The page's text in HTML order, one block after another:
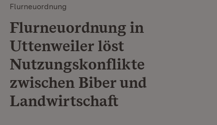
Flurneuordnung
Flurneuordnung in
Uttenweiler löst
Nutzungskonflikte
zwischen Biber und
Landwirtschaft